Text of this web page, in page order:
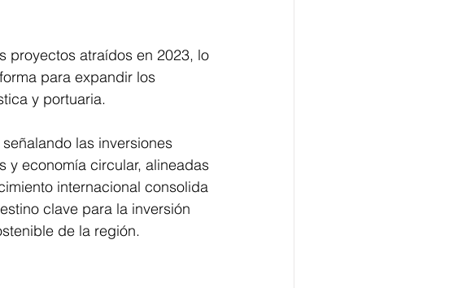
proyectos atraídos en 2023, lo
para expandir los
y portuaria.
las inversiones
y economía circular, alineadas
internacional consolida
clave para la inversión
de la región.